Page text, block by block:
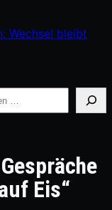
Wechsel bleibt
Eis“